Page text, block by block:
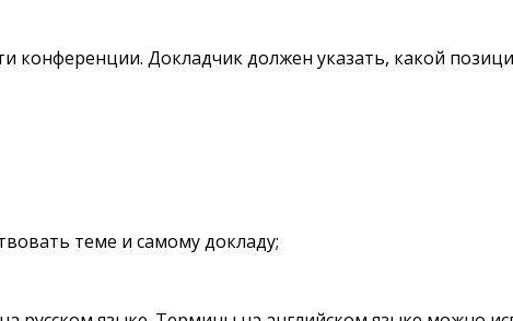
конференции. Докладчик должен указать, какой
теме и самому докладу;